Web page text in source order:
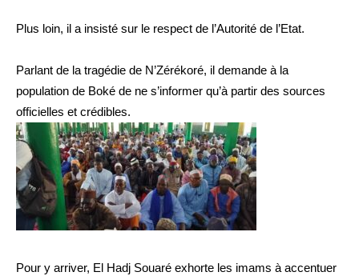
Plus loin, il a insisté sur le respect de l’Autorité de l’Etat.
Parlant de la tragédie de N’Zérékoré, il demande à la
population de Boké de ne s’informer qu’à partir des sources
officielles et crédibles.
Pour y arriver, El Hadj Souaré exhorte les imams à accentuer